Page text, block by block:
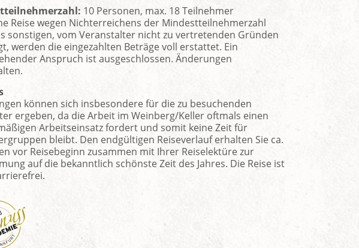
10 Personen, max. 18 Teilnehmer
Reise wegen Nichterreichens der Mindestteilnehmerzahl
sonstigen, vom Veranstalter nicht zu vertretenden Gründen
werden die eingezahlten Beträge voll erstattet. Ein
Anspruch ist ausgeschlossen. Änderungen
können sich insbesondere für die zu besuchenden
ergeben, da die Arbeit im Weinberg/Keller oftmals einen
Arbeitseinsatz fordert und somit keine Zeit für
bleibt. Den endgültigen Reiseverlauf erhalten Sie ca.
vor Reisebeginn zusammen mit Ihrer Reiselektüre zur
auf die bekanntlich schönste Zeit des Jahres. Die Reise ist